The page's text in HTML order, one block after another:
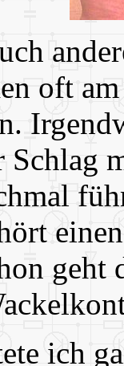
oft
geht
ich